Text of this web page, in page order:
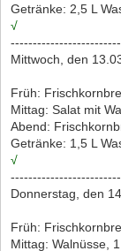
Getränke: 2,5 L
√
Mittwoch, den
Früh:
Mittag: Salat mit
Abend:
Getränke: 1,5 L
√
Donnerstag, den
Früh:
Mittag: Walnüsse,